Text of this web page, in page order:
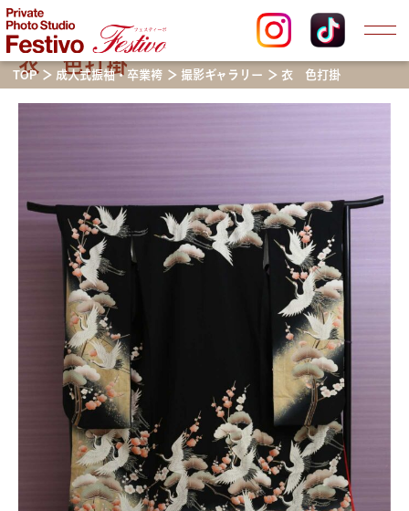
TOP 成人式振袖・卒業袴 撮影ギャラリー 衣 色打掛
衣 色打掛